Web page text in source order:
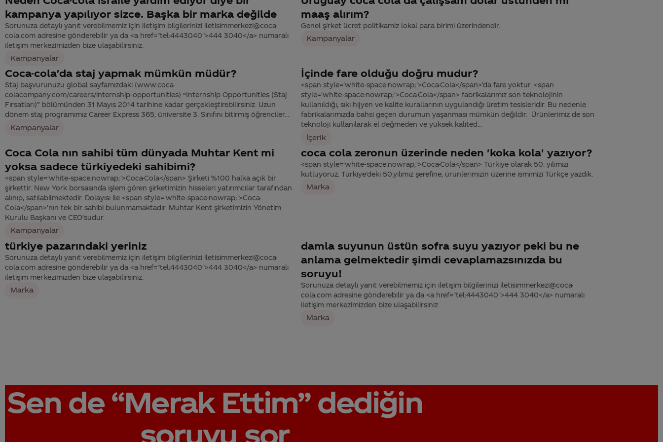
kampanya yapılıyor sizce. Başka bir marka değilde
Sorunuza detaylı yanıt verebilmemiz için iletişim bilgilerinizi iletisimmerkezi@coca-
cola.com adresine gönderebilir ya da <a href="tel:4443040">444 3040</a> numaralı
iletişim merkezimizden bize ulaşabilirsiniz.
Kampanyalar
maaş alırım?
Genel şirket ücret politikamiz lokal para birimi üzerindendir.
Kampanyalar
Coca-cola'da staj yapmak mümkün müdür?
Staj başvurunuzu global sayfamızdaki (www.coca-
colacompany.com/careers/internship-opportunities) “Internship Opportunities (Staj
Fırsatları)” bölümünden 31 Mayıs 2014 tarihine kadar gerçekleştirebilirsiniz. Uzun
dönem staj programımız Career Express 365, üniversite 3. Sınıfını bitirmiş öğrenciler...
Kampanyalar
İçinde fare olduğu doğru mudur?
<span style='white-space:nowrap;'>Coca-Cola</span>’da fare yoktur. <span
style='white-space:nowrap;'>Coca-Cola</span> fabrikalarımız son teknolojinin
kullanıldığı, sıkı hijyen ve kalite kurallarının uygulandığı üretim tesisleridir. Bu nedenle
fabrikalarımızda bahsi geçen durumun yaşanması mümkün değildir. Ürünlerimiz de son
teknoloji kullanılarak el değmeden ve yüksek kalited...
İçerik
Coca Cola nın sahibi tüm dünyada Muhtar Kent mi
yoksa sadece türkiyedeki sahibimi?
<span style='white-space:nowrap;'>Coca-Cola</span> Şirketi %100 halka açık bir
şirkettir. New York borsasında işlem gören şirketimizin hisseleri yatırımcılar tarafından
alınıp, satılabilmektedir. Dolayısı ile <span style='white-space:nowrap;'>Coca-
Cola</span>’nın tek bir sahibi bulunmamaktadır. Muhtar Kent şirketimizin Yönetim
Kurulu Başkanı ve CEO’sudur.
Kampanyalar
coca cola zeronun üzerinde neden 'koka kola' yazıyor?
<span style='white-space:nowrap;'>Coca-Cola</span> Türkiye olarak 50. yılımızı
kutluyoruz. Türkiye’deki 50.yılımız şerefine, ürünlerimizin üzerine ismimizi Türkçe yazdık.
Marka
türkiye pazarındaki yeriniz
Sorunuza detaylı yanıt verebilmemiz için iletişim bilgilerinizi iletisimmerkezi@coca-
cola.com adresine gönderebilir ya da <a href="tel:4443040">444 3040</a> numaralı
iletişim merkezimizden bize ulaşabilirsiniz.
Marka
damla suyunun üstün sofra suyu yazıyor peki bu ne
anlama gelmektedir şimdi cevaplamazsınızda bu
soruyu!
Sorunuza detaylı yanıt verebilmemiz için iletişim bilgilerinizi iletisimmerkezi@coca-
cola.com adresine gönderebilir ya da <a href="tel:4443040">444 3040</a> numaralı
iletişim merkezimizden bize ulaşabilirsiniz.
Marka
Sen de “Merak Ettim”dediğin
soruyu sor